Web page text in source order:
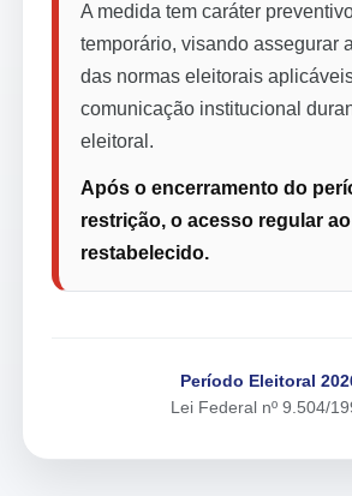
A medida tem caráter
temporário, visando assegurar
das normas eleitorais
comunicação institucional
eleitoral.
Após o encerramento do
restrição, o acesso regular
restabelecido.
Período Eleitoral
Lei Federal nº 9.504/